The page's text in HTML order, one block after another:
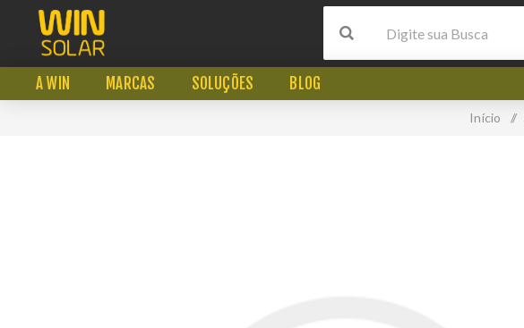
A WIN MARCAS SOLUÇÕES BLOG
Início /